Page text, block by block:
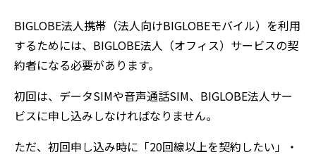
BIGLOBE法人携帯（法人向けBIGLOBEモバイル）を利用
するためには、BIGLOBE法人（オフィス）サービスの契
約者になる必要があります。
初回は、データSIMや音声通話SIM、BIGLOBE法人サー
ビスに申し込みしなければなりません。
ただ、初回申し込み時に「20回線以上を契約したい」・